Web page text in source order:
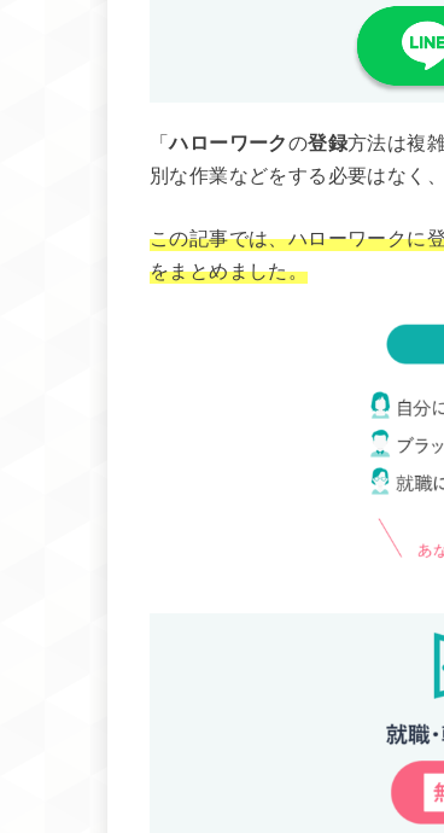
「ハローワークの登録方法は複
別な作業などをする必要はなく
この記事では、ハローワークに
をまとめました。